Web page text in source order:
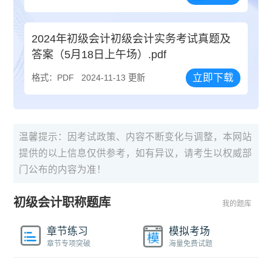
2024年初级会计初级会计实务考试真题及
答案（5月18日上午场）.pdf
格式：PDF 2024-11-13 更新 立即下载
温馨提示：因考试政策、内容不断变化与调整，本网站
提供的以上信息仅供参考，如有异议，请考生以权威部
门公布的内容为准！
初级会计职称题库 我的题库
章节练习
章节专项突破
模拟考场
海量免费试题